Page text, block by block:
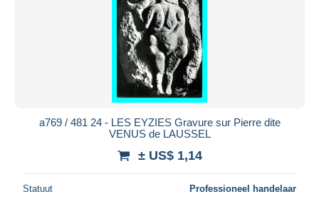
a769 / 481 24 - LES EYZIES Gravure sur Pierre dite
VENUS de LAUSSEL
± US$ 1,14
Statuut Professioneel handelaar